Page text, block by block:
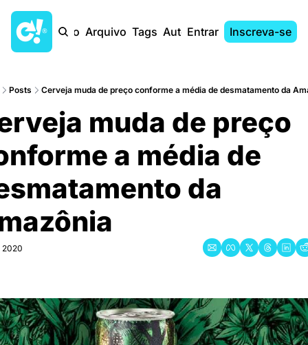
Início Arquivo Tags AutoresEntrar Inscreva-se
Posts Cerveja muda de preço conforme a média de desmatamento da
muda de preço
a média de
da
2020